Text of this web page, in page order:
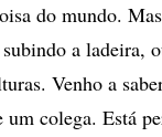
do mundo.
a ladeira,
Venho a
um colega. Está